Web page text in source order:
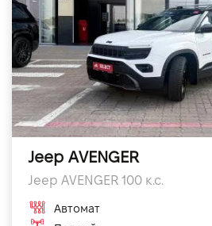
Jeep AVENGER
Jeep AVENGER 100 к.с.
Автомат